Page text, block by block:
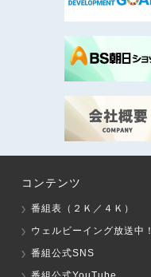
コンテンツ
番組表（２Ｋ／４Ｋ）
ウェルビーイング放送中！
番組公式SNS